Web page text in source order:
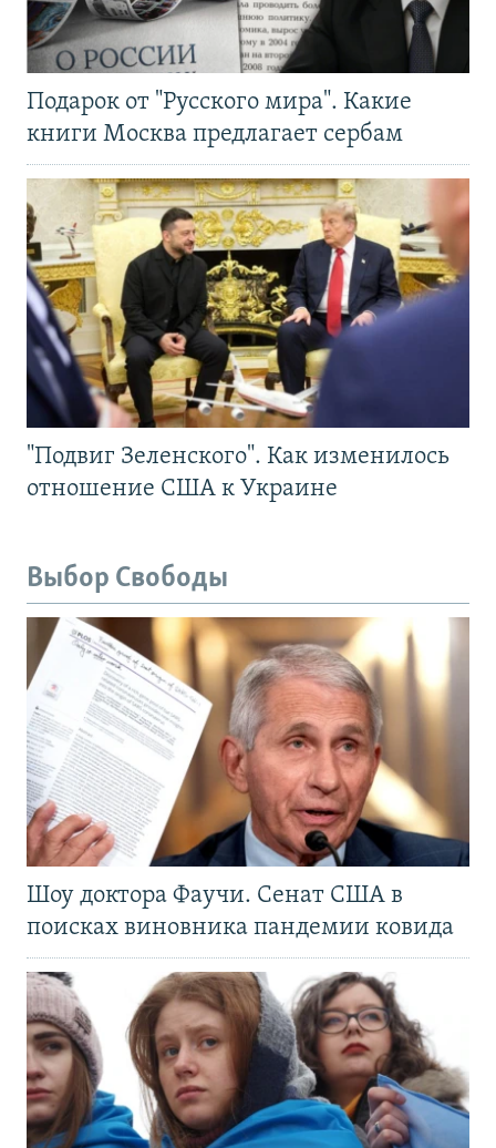
Подарок от "Русского мира". Какие
книги Москва предлагает сербам
"Подвиг Зеленского". Как изменилось
отношение США к Украине
Выбор Свободы
Шоу доктора Фаучи. Сенат США в
поисках виновника пандемии ковида